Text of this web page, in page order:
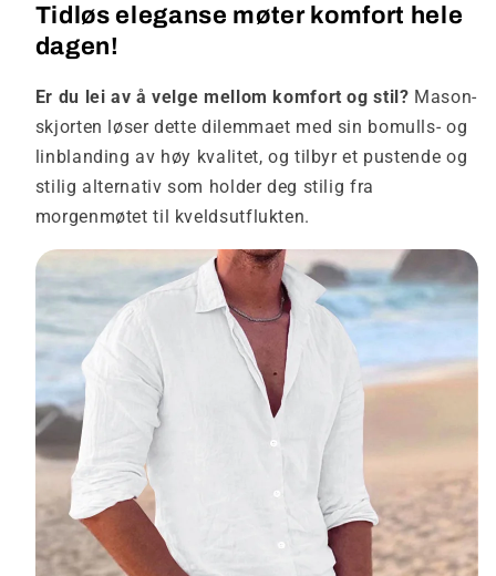
langermet
bomullsskjorte
langermet
Tidløs eleganse møter komfort hele
dagen!
Er du lei av å velge mellom komfort og stil? Mason-
skjorten løser dette dilemmaet med sin bomulls- og
linblanding av høy kvalitet, og tilbyr et pustende og
stilig alternativ som holder deg stilig fra
morgenmøtet til kveldsutflukten.